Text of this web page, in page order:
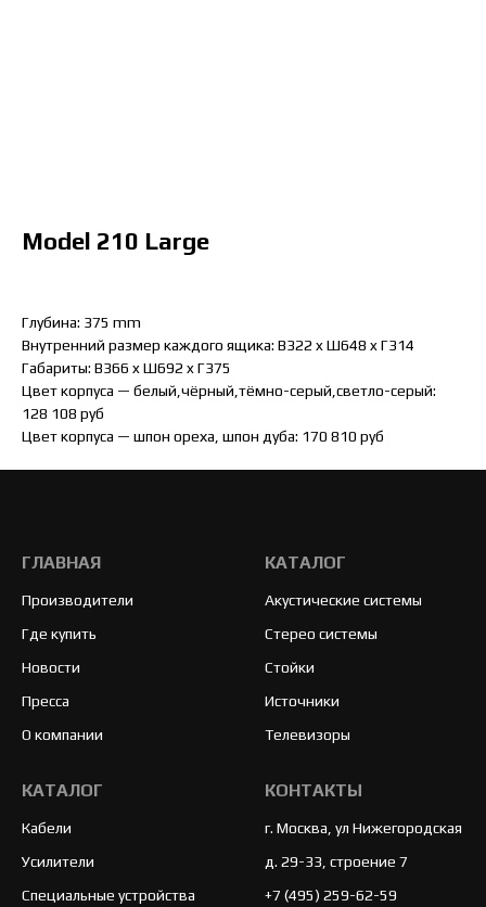
Model 210 Large
Глубина: 375 mm
Внутренний размер каждого ящика: B322 x Ш648 x Г314
Габариты: B366 x Ш692 x Г375
Цвет корпуса — белый,чёрный,тёмно-серый,светло-серый:
128 108 руб
Цвет корпуса — шпон ореха, шпон дуба: 170 810 руб
ГЛАВНАЯ
Производители
Где купить
Новости
Пресса
О компании
КАТАЛОГ
Акустические системы
Стерео системы
Стойки
Источники
Телевизоры
КАТАЛОГ
Кабели
Усилители
Специальные устройства
КОНТАКТЫ
г. Москва, ул Нижегородская
д. 29-33, строение 7
+7 (495) 259-62-59